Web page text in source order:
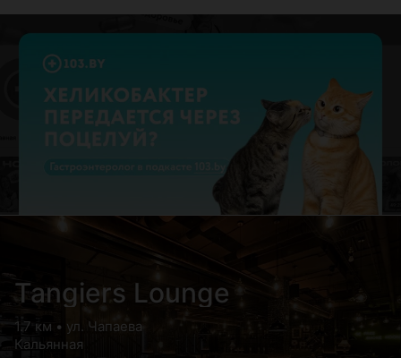
Tangiers Lounge
1.7 км • ул. Чапаева
Кальянная